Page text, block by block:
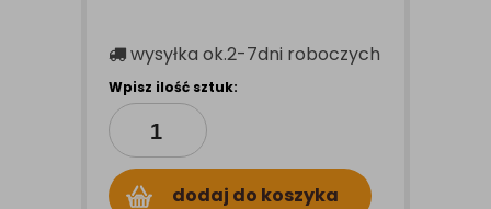
wysyłka ok.2-7dni roboczych
Wpisz ilość sztuk:
dodaj do koszyka